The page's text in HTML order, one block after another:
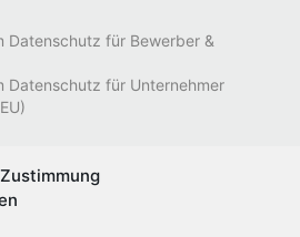
Datenschutz für Bewerber &
Datenschutz für Unternehmer